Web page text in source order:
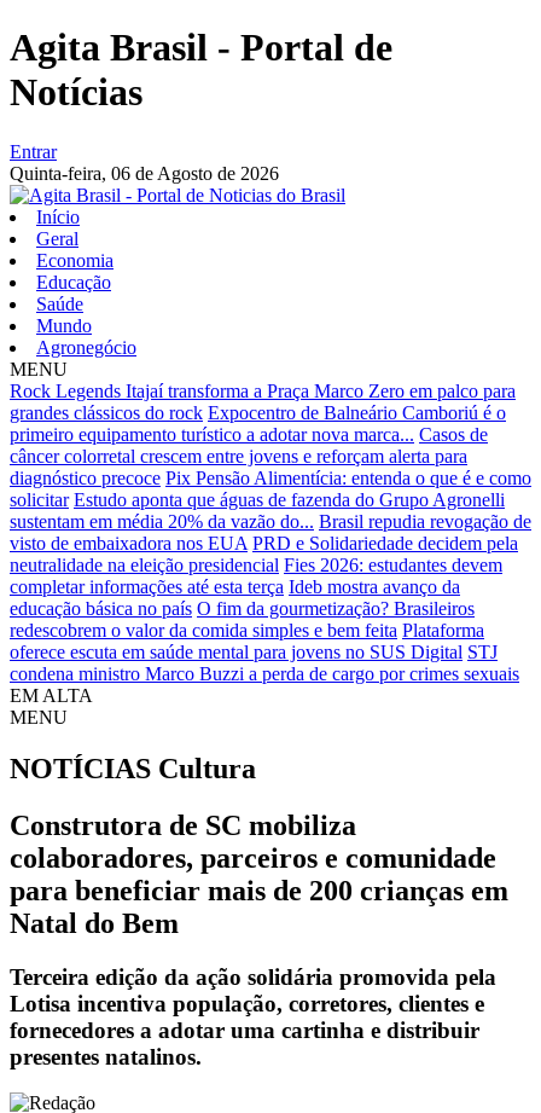
Agita Brasil - Portal de
Notícias
Entrar
Quinta-feira, 06 de Agosto de 2026
Início
Geral
Economia
Educação
Saúde
Mundo
Agronegócio
MENU
Rock Legends Itajaí transforma a Praça Marco Zero em palco para
grandes clássicos do rock Expocentro de Balneário Camboriú é o
primeiro equipamento turístico a adotar nova marca... Casos de
câncer colorretal crescem entre jovens e reforçam alerta para
diagnóstico precoce Pix Pensão Alimentícia: entenda o que é e como
solicitar Estudo aponta que águas de fazenda do Grupo Agronelli
sustentam em média 20% da vazão do... Brasil repudia revogação de
visto de embaixadora nos EUA PRD e Solidariedade decidem pela
neutralidade na eleição presidencial Fies 2026: estudantes devem
completar informações até esta terça Ideb mostra avanço da
educação básica no país O fim da gourmetização? Brasileiros
redescobrem o valor da comida simples e bem feita Plataforma
oferece escuta em saúde mental para jovens no SUS Digital STJ
condena ministro Marco Buzzi a perda de cargo por crimes sexuais
EM ALTA
MENU
NOTÍCIAS Cultura
Construtora de SC mobiliza
colaboradores, parceiros e comunidade
para beneficiar mais de 200 crianças em
Natal do Bem
Terceira edição da ação solidária promovida pela
Lotisa incentiva população, corretores, clientes e
fornecedores a adotar uma cartinha e distribuir
presentes natalinos.